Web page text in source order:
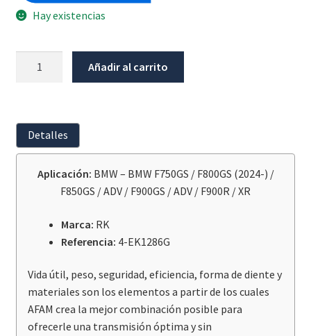
Hay existencias
F750GS
/
Añadir al carrito
Detalles
Aplicación: BMW – BMW F750GS / F800GS (2024-) /
F850GS / ADV / F900GS / ADV / F900R / XR
Marca: RK
Referencia: 4-EK1286G
Vida útil, peso, seguridad, eficiencia, forma de diente y
materiales son los elementos a partir de los cuales
AFAM crea la mejor combinación posible para
ofrecerle una transmisión óptima y sin